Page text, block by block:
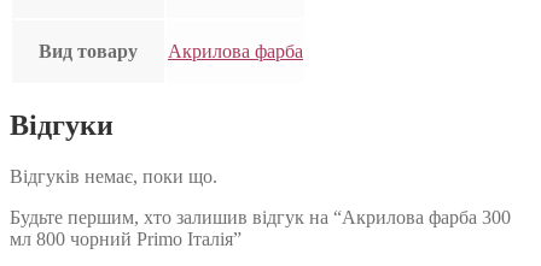
Вид товару Акрилова фарба
Відгуки
Відгуків немає, поки що.
Будьте першим, хто залишив відгук на “Акрилова фарба 300
мл 800 чорний Primo Італія”